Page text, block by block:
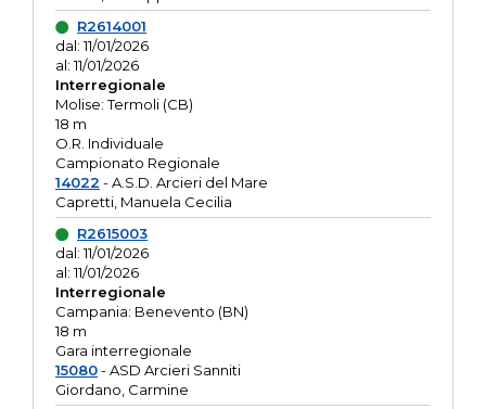
R2614001
dal: 11/01/2026
al: 11/01/2026
Interregionale
Molise: Termoli (CB)
18 m
O.R. Individuale
Campionato Regionale
14022 - A.S.D. Arcieri del Mare
Capretti, Manuela Cecilia
R2615003
dal: 11/01/2026
al: 11/01/2026
Interregionale
Campania: Benevento (BN)
18 m
Gara interregionale
15080- ASD Arcieri Sanniti
Giordano, Carmine